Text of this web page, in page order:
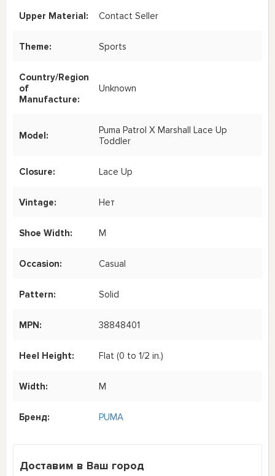
Upper Material: Contact Seller
Theme: Sports
Country/Region
of
Manufacture:
Unknown
Model:
Puma Patrol X Marshall Lace Up
Toddler
Closure: Lace Up
Vintage: Нет
Shoe Width: M
Occasion: Casual
Pattern: Solid
MPN: 38848401
Heel Height: Flat (0 to 1/2 in.)
Width: M
Бренд: PUMA
Доставим в Ваш город